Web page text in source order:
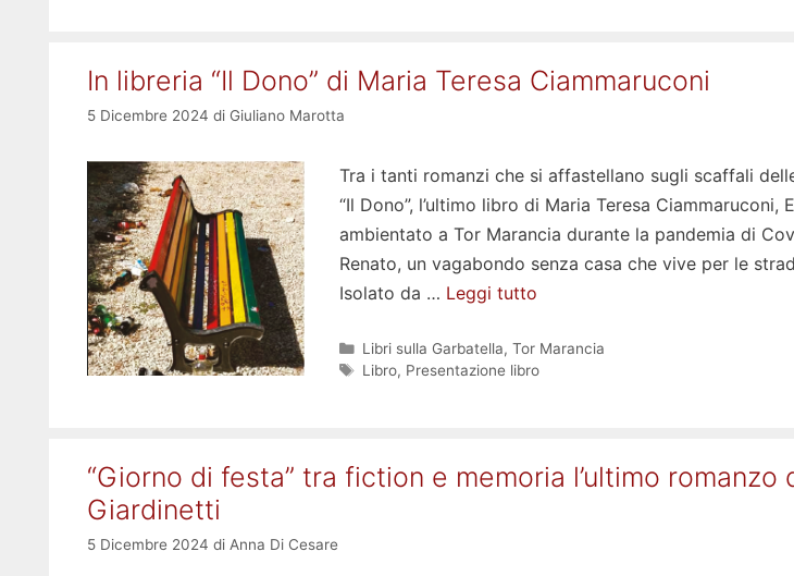
In libreria “Il Dono” di Maria Teresa Ciammaruconi
5 Dicembre 2024 di Giuliano Marotta
Tra i tanti romanzi che si affastellano sugli scaffali
“Il Dono”, l’ultimo libro di Maria Teresa
ambientato a Tor Marancia durante la pandemia di
Renato, un vagabondo senza casa che vive per le
Isolato da … Leggi tutto
Categorie
Libri sulla Garbatella, Tor Marancia
Tag
Libro, Presentazione libro
“Giorno di festa” tra fiction e memoria l’ultimo romanzo
Giardinetti
5 Dicembre 2024 di Anna Di Cesare